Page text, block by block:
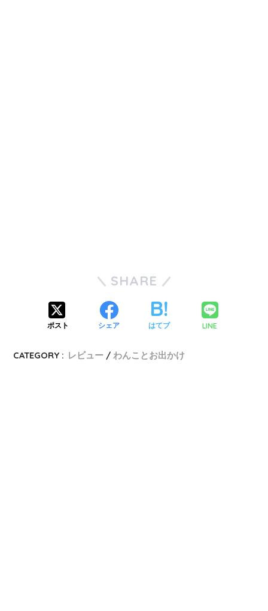
SHARE
ポスト シェア はてブ LINE
CATEGORY : レビュー わんことお出かけ